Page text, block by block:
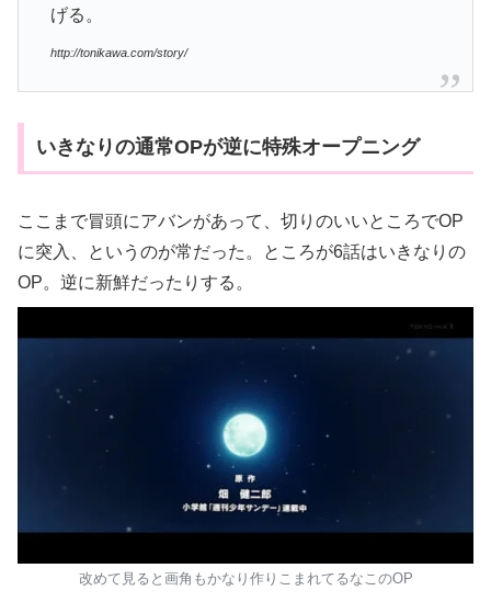
げる。
http://tonikawa.com/story/
いきなりの通常OPが逆に特殊オープニング
ここまで冒頭にアバンがあって、切りのいいところでOP
に突入、というのが常だった。ところが6話はいきなりの
OP。逆に新鮮だったりする。
改めて見ると画角もかなり作りこまれてるなこのOP